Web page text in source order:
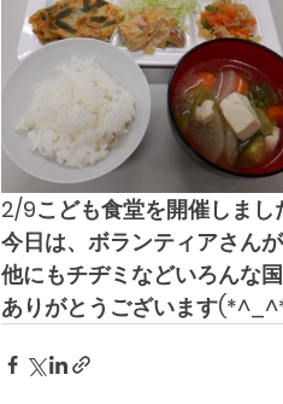
2/9こども食堂を開催しまし
今日は、ボランティアさん
他にもチヂミなどいろんな
ありがとうございます